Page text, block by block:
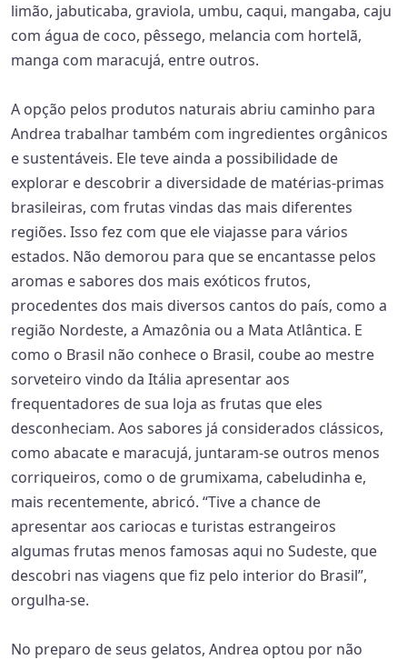
limão, jabuticaba, graviola, umbu, caqui, mangaba, caju
com água de coco, pêssego, melancia com hortelã,
manga com maracujá, entre outros.
A opção pelos produtos naturais abriu caminho para
Andrea trabalhar também com ingredientes orgânicos
e sustentáveis. Ele teve ainda a possibilidade de
explorar e descobrir a diversidade de matérias-primas
brasileiras, com frutas vindas das mais diferentes
regiões. Isso fez com que ele viajasse para vários
estados. Não demorou para que se encantasse pelos
aromas e sabores dos mais exóticos frutos,
procedentes dos mais diversos cantos do país, como a
região Nordeste, a Amazônia ou a Mata Atlântica. E
como o Brasil não conhece o Brasil, coube ao mestre
sorveteiro vindo da Itália apresentar aos
frequentadores de sua loja as frutas que eles
desconheciam. Aos sabores já considerados clássicos,
como abacate e maracujá, juntaram-se outros menos
corriqueiros, como o de grumixama, cabeludinha e,
mais recentemente, abricó. “Tive a chance de
apresentar aos cariocas e turistas estrangeiros
algumas frutas menos famosas aqui no Sudeste, que
descobri nas viagens que fiz pelo interior do Brasil”,
orgulha-se.
No preparo de seus gelatos, Andrea optou por não